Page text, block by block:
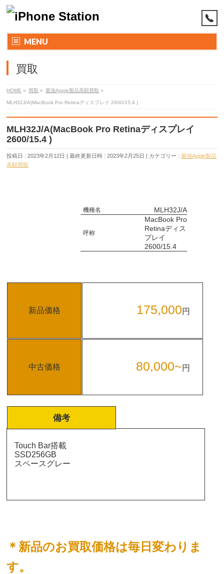
MENU
買取
HOME » 買取 » 最強Apple製品高額買取 »
MLH32J/A(MacBook Pro Retinaディスプレイ 2600/15.4 )
MLH32J/A(MacBook Pro Retinaディスプレイ
2600/15.4 )
投稿日 : 2023年2月12日 最終更新日時 : 2023年2月25日 カテゴリー :最強Apple製品
高額買取
機種名 MLH32J/A
呼称
MacBook Pro
Retinaディス
プレイ
2600/15.4
新品価格 175,000円
中古価格 80,000~円
備考
Touch Bar搭載
SSD256GB
スペースグレー
＊新品のお買取価格は毎日変わりま
す。